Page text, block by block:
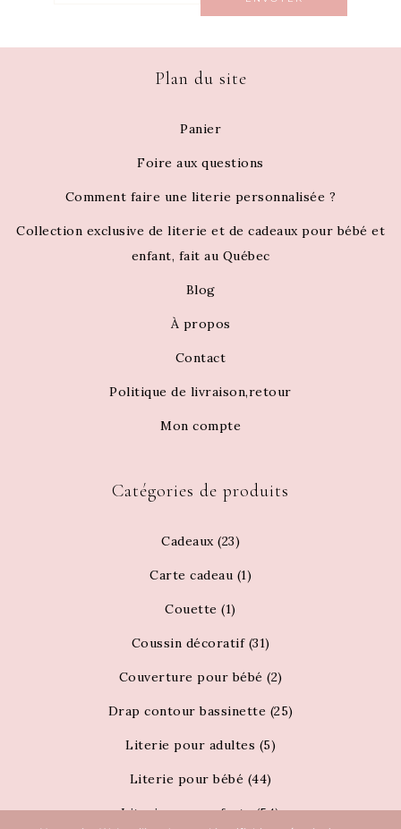
Plan du site
Panier
Foire aux questions
Comment faire une literie personnalisée ?
Collection exclusive de literie et de cadeaux pour bébé et
enfant, fait au Québec
Blog
À propos
Contact
Politique de livraison,retour
Mon compte
Catégories de produits
Cadeaux (23)
Carte cadeau (1)
Couette (1)
Coussin décoratif (31)
Couverture pour bébé (2)
Drap contour bassinette (25)
Literie pour adultes (5)
Literie pour bébé (44)
Literie pour enfants (54)